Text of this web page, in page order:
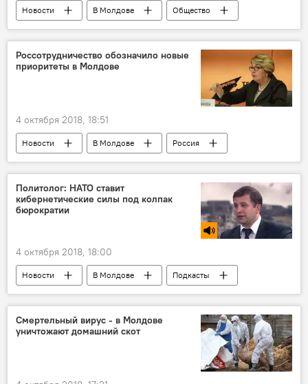
Новости В Молдове
Общество
Республика Молдова
репрессии
депортации
правительство
Россотрудничество обозначило новые
приоритеты в Молдове
4 октября 2018, 18:51
Новости В Молдове
Россия
В мире
Общество
Пресс-центр
Республика Молдова
Элеонора Митрофанова
Политолог: НАТО ставит
кибернетические силы под колпак
бюрократии
4 октября 2018, 18:00
Новости В Молдове
Подкасты
Сказано в эфире
Политика
В мире
Андрей Манойло
Йенс Столтенберг
НАТО
кибератака
Смертельный вирус - в Молдове
уничтожают домашний скот